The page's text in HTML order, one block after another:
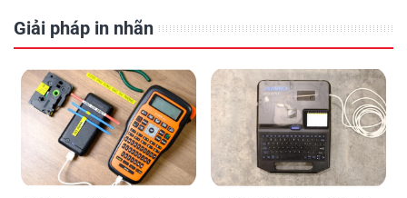
Giải pháp in nhãn